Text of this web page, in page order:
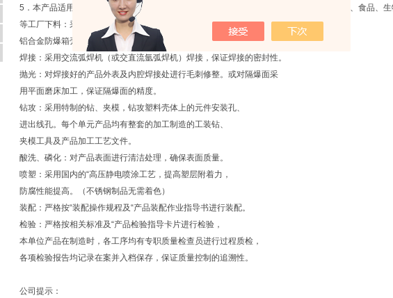
5．本产品适用于石油化工、海上钻井平台、冶金、医药、轻工、纺织、酿酒、油漆、涂料、食品、
等工厂下料：采用剪板机、等离子切割机等设备按图纸要求下料。
铝合金防爆箱壳体折弯：采用折弯机成型。
焊接：采用交流弧焊机（或交直流氩弧焊机）焊接，保证焊接的密封性。
抛光：对焊接好的产品外表及内腔焊接处进行毛刺修整。或对隔爆面采
用平面磨床加工，保证隔爆面的精度。
钻攻：采用特制的钻、夹模，钻攻塑料壳体上的元件安装孔、
进出线孔。每个单元产品均有整套的加工制造的工装钻、
夹模工具及产品加工工艺文件。
酸洗、磷化：对产品表面进行清洁处理，确保表面质量。
喷塑：采用国内的“高压静电喷涂工艺，提高塑层附着力，
防腐性能提高。（不锈钢制品无需着色）
装配：严格按“装配操作规程及“产品装配作业指导书进行装配。
检验：严格按相关标准及“产品检验指导卡片进行检验，
本单位产品在制造时，各工序均有专职质量检查员进行过程质检，
各项检验报告均记录在案并入档保存，保证质量控制的追溯性。
公司提示：